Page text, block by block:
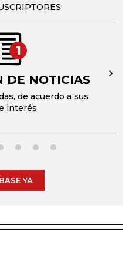
1
DE NOTICIAS
de acuerdo a sus
interés
→
YA